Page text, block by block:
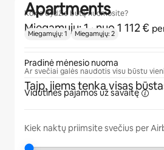
Kokio dydžio butą nuomosite?
Miegamųjų: 1 · nuo 1 112 €
Ar svečiai galės naudotis visu būstu
Taip, jiems tenka visas
Kiek naktų priimsite svečius per
Apartments
Miegamųjų: 1 Miegamųjų: 2
Pradinė mėnesio nuoma
Vidutinės pajamos už savaitę